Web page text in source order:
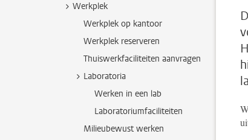
Werkplek
Werkplek op kantoor
Werkplek reserveren
Thuiswerkfaciliteiten aanvragen
Laboratoria
Werken in een lab
Laboratoriumfaciliteiten
Milieubewust werken